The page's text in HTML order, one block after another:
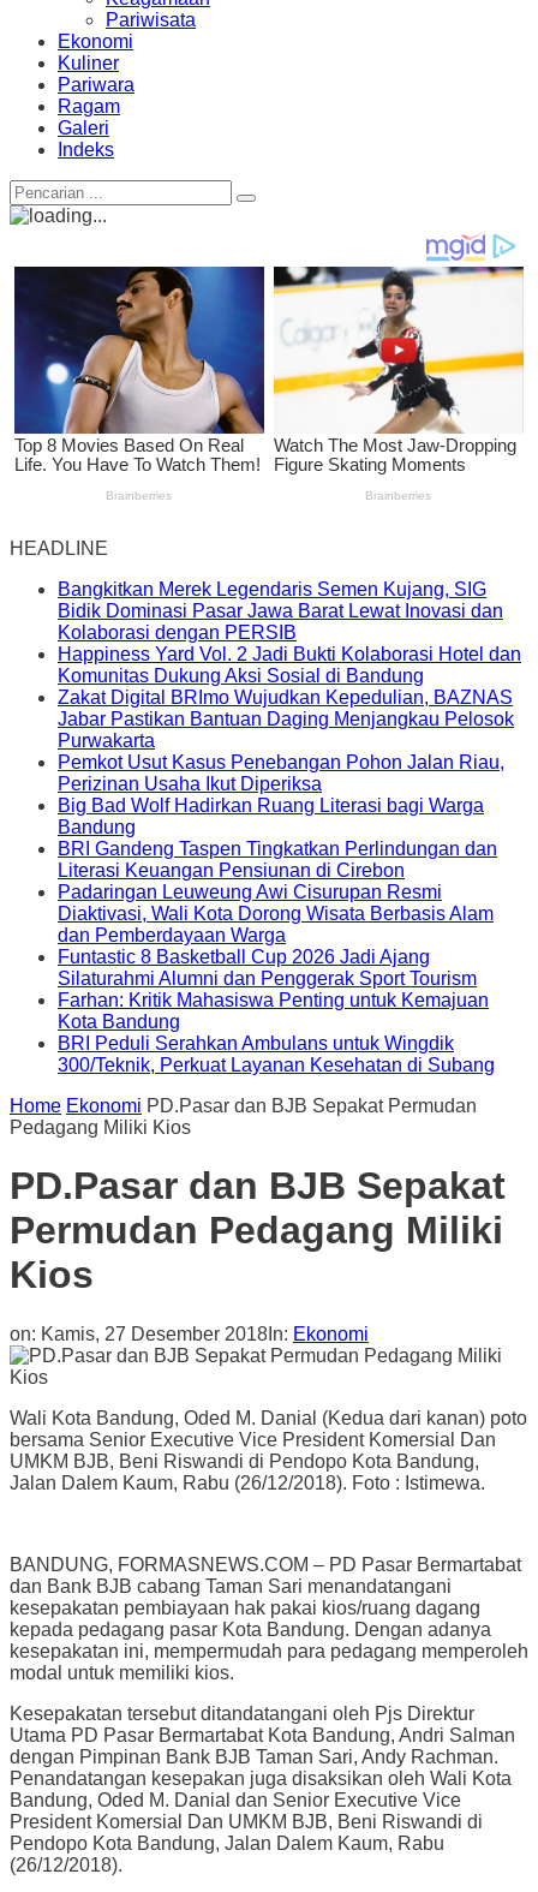
Pariwisata
Ekonomi
Kuliner
Pariwara
Ragam
Galeri
Indeks
HEADLINE
Bangkitkan Merek Legendaris Semen Kujang, SIG
Bidik Dominasi Pasar Jawa Barat Lewat Inovasi dan
Kolaborasi dengan PERSIB
Happiness Yard Vol. 2 Jadi Bukti Kolaborasi Hotel dan
Komunitas Dukung Aksi Sosial di Bandung
Zakat Digital BRImo Wujudkan Kepedulian, BAZNAS
Jabar Pastikan Bantuan Daging Menjangkau Pelosok
Purwakarta
Pemkot Usut Kasus Penebangan Pohon Jalan Riau,
Perizinan Usaha Ikut Diperiksa
Big Bad Wolf Hadirkan Ruang Literasi bagi Warga
Bandung
BRI Gandeng Taspen Tingkatkan Perlindungan dan
Literasi Keuangan Pensiunan di Cirebon
Padaringan Leuweung Awi Cisurupan Resmi
Diaktivasi, Wali Kota Dorong Wisata Berbasis Alam
dan Pemberdayaan Warga
Funtastic 8 Basketball Cup 2026 Jadi Ajang
Silaturahmi Alumni dan Penggerak Sport Tourism
Farhan: Kritik Mahasiswa Penting untuk Kemajuan
Kota Bandung
BRI Peduli Serahkan Ambulans untuk Wingdik
300/Teknik, Perkuat Layanan Kesehatan di Subang
Home Ekonomi PD.Pasar dan BJB Sepakat Permudan
Pedagang Miliki Kios
PD.Pasar dan BJB Sepakat
Permudan Pedagang Miliki
Kios
on: Kamis, 27 Desember 2018 In: Ekonomi
Wali Kota Bandung, Oded M. Danial (Kedua dari kanan) poto
bersama Senior Executive Vice President Komersial Dan
UMKM BJB, Beni Riswandi di Pendopo Kota Bandung,
Jalan Dalem Kaum, Rabu (26/12/2018). Foto : Istimewa.
BANDUNG, FORMASNEWS.COM – PD Pasar Bermartabat
dan Bank BJB cabang Taman Sari menandatangani
kesepakatan pembiayaan hak pakai kios/ruang dagang
kepada pedagang pasar Kota Bandung. Dengan adanya
kesepakatan ini, mempermudah para pedagang memperoleh
modal untuk memiliki kios.
Kesepakatan tersebut ditandatangani oleh Pjs Direktur
Utama PD Pasar Bermartabat Kota Bandung, Andri Salman
dengan Pimpinan Bank BJB Taman Sari, Andy Rachman.
Penandatangan kesepakan juga disaksikan oleh Wali Kota
Bandung, Oded M. Danial dan Senior Executive Vice
President Komersial Dan UMKM BJB, Beni Riswandi di
Pendopo Kota Bandung, Jalan Dalem Kaum, Rabu
(26/12/2018).